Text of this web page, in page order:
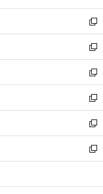
開
く
ウ
で
開
く
ン
ド
ウ
で
開
く
ウ
ィ
ン
ド
ウ
で
開
く
し
い
ウ
ィ
ン
ド
ウ
で
開
く
新
し
い
ウ
ィ
ン
ド
ウ
で
開
く
新
し
い
ウ
ィ
ン
ド
ウ
で
開
新
し
い
ウ
ィ
ン
ド
ウ
開
新
し
い
ウ
ィ
ン
ウ
新
し
い
ウ
ン
新
し
ウ